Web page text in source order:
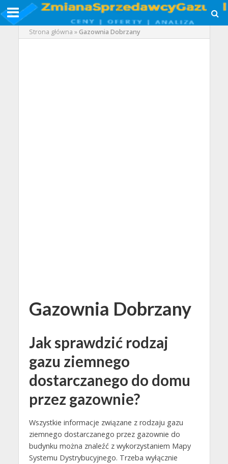
Strona główna »Gazownia Dobrzany
Gazownia Dobrzany
Jak sprawdzić rodzaj
gazu ziemnego
dostarczanego do domu
przez gazownie?
Wszystkie informacje związane z rodzaju gazu
ziemnego dostarczanego przez gazownie do
budynku można znaleźć z wykorzystaniem Mapy
Systemu Dystrybucyjnego. Trzeba wyłącznie